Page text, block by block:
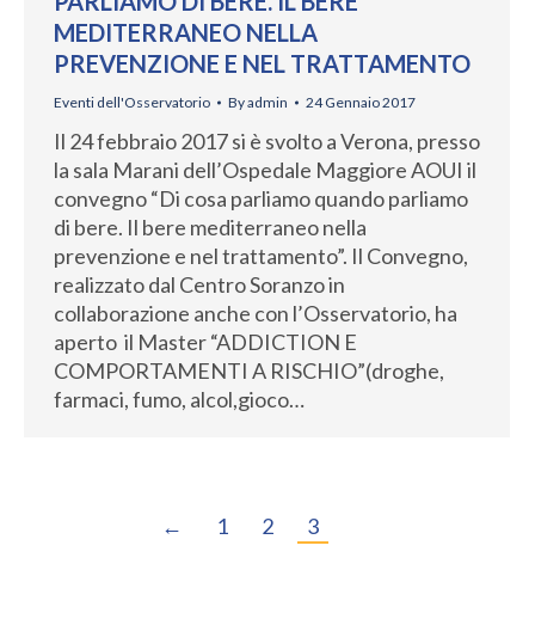
MEDITERRANEO NELLA
PREVENZIONE E NEL TRATTAMENTO
Eventi dell'Osservatorio Byadmin 24 Gennaio 2017
Il 24 febbraio 2017 si è svolto a Verona, presso
la sala Marani dell’Ospedale Maggiore AOUI il
convegno “Di cosa parliamo quando parliamo
di bere. Il bere mediterraneo nella
prevenzione e nel trattamento”. Il Convegno,
realizzato dal Centro Soranzo in
collaborazione anche con l’Osservatorio, ha
aperto il Master “ADDICTION E
COMPORTAMENTI A RISCHIO”(droghe,
farmaci, fumo, alcol,gioco…
← 1 2 3